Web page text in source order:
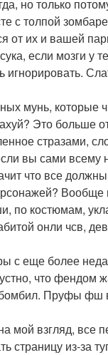
но только
с толпой
от их и вашей
если мозги у
мунь, которые
Это больше
стразами,
вы сами всему
что все
по костюмам,
онли чсв,
с еще более
что фендом
Пруфы фш
мой взгляд, все
из-за